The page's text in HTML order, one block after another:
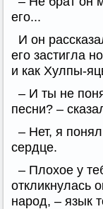
его...
И он
его застигла
и как Хулпы-
– И ты не
песни? –
– Нет, я
сердце.
– Плохое у
откликнулась
народ, – язык